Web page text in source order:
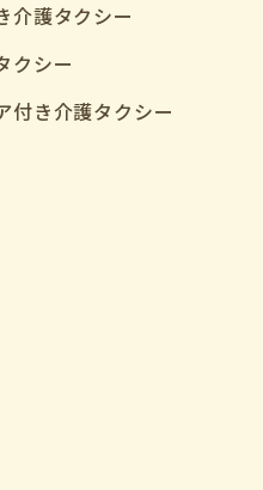
介護タクシー
クシー
付き介護タクシー